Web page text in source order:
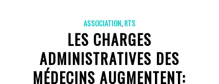
ASSOCIATION,RTS
LES CHARGES
ADMINISTRATIVES DES
MÉDECINS AUGMENTENT: